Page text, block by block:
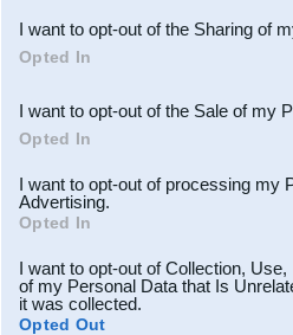
Downstream Participants
third parties.
I want to opt-out of the Sharing of
Opted In
I want to opt-out of the Sale of my
Opted In
I want to opt-out of processing my
Advertising.
Opted In
I want to opt-out of Collection,
of my Personal Data that Is
it was collected.
Opted Out